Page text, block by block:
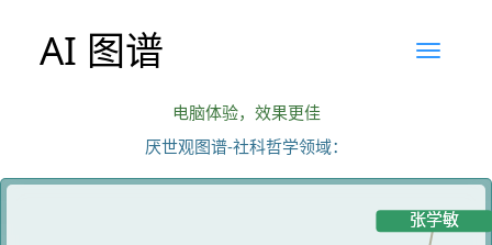
AI 图谱
电脑体验，效果更佳
厌世观图谱-社科哲学领域：